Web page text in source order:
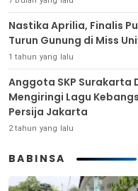
Nastika Aprilia, Finalis
Turun Gunung di Miss
1 tahun yang lalu
Anggota SKP Surakarta
Mengiringi Lagu
Persija Jakarta
2 tahun yang lalu
BABINSA